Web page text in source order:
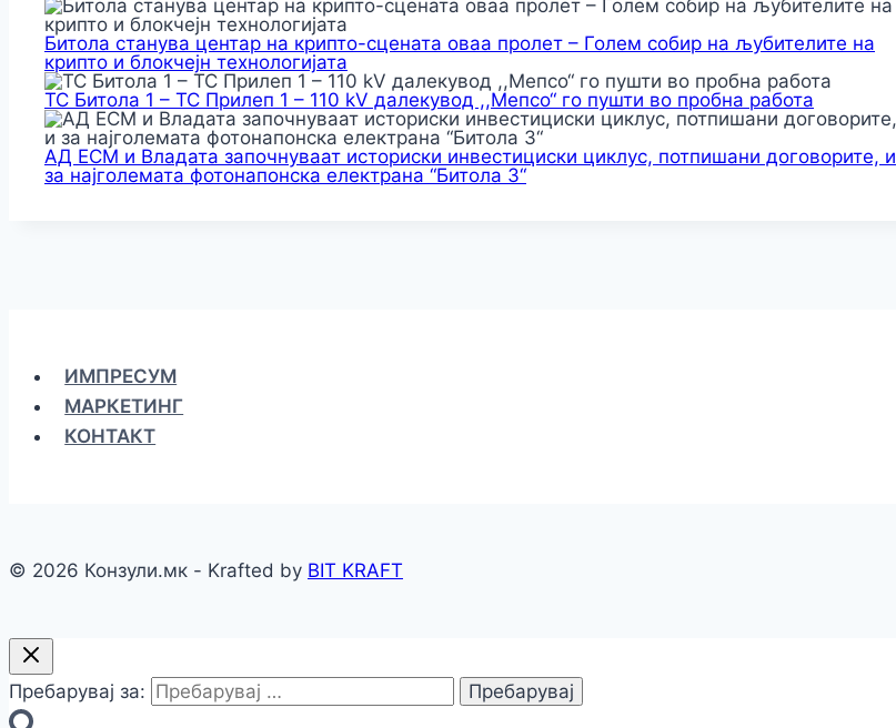
Битола станува центар на крипто-сцената оваа пролет – Голем собир на љубителите на
крипто и блокчејн технологијата
ТС Битола 1 – ТС Прилеп 1 – 110 kV далекувод ,,Мепсо“ го пушти во пробна работа
АД ЕСМ и Владата започнуваат историски инвестициски циклус, потпишани договорите, и
за најголемата фотонапонска електрана “Битола 3“
ИМПРЕСУМ
МАРКЕТИНГ
КОНТАКТ
© 2026 Конзули.мк - Krafted by BIT KRAFT
Пребарувај за: